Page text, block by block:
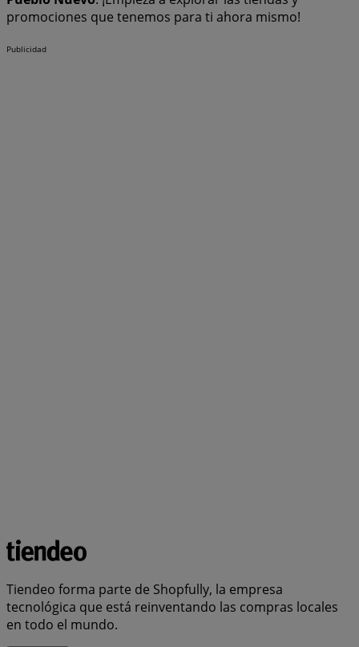
promociones que tenemos para ti ahora mismo!
Publicidad
Tiendeo forma parte de Shopfully, la empresa
tecnológica que está reinventando las compras locales
en todo el mundo.